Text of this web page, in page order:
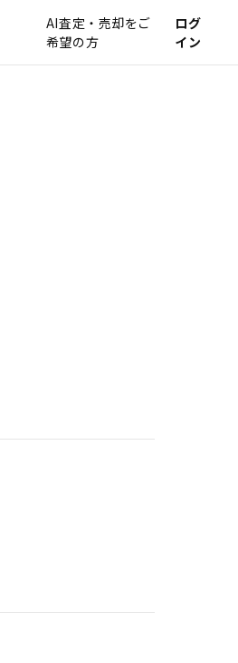
AI査定・売却をご
希望の方
ログ
イン